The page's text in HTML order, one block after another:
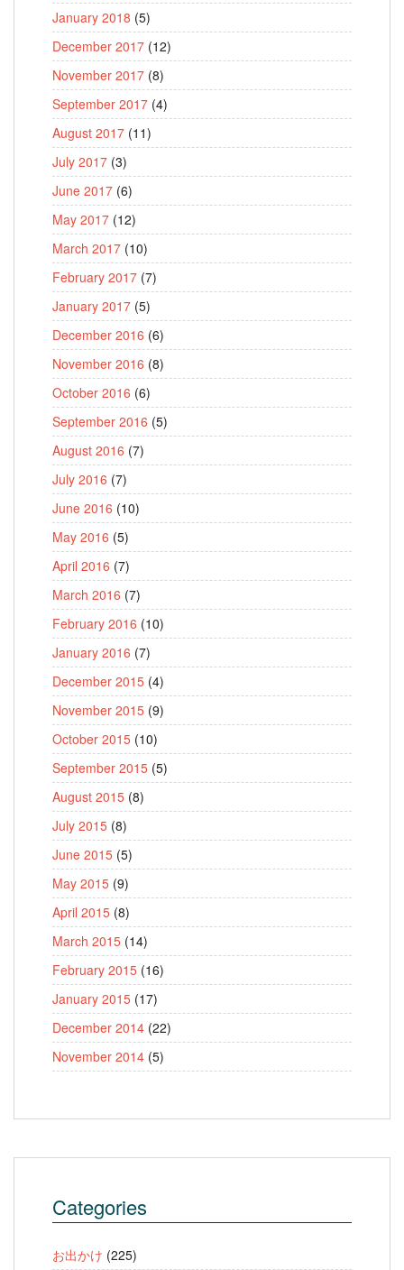
January 2018 (5)
December 2017 (12)
November 2017 (8)
September 2017 (4)
August 2017 (11)
July 2017 (3)
June 2017 (6)
May 2017 (12)
March 2017 (10)
February 2017 (7)
January 2017 (5)
December 2016 (6)
November 2016 (8)
October 2016 (6)
September 2016 (5)
August 2016 (7)
July 2016 (7)
June 2016 (10)
May 2016 (5)
April 2016 (7)
March 2016 (7)
February 2016 (10)
January 2016 (7)
December 2015 (4)
November 2015 (9)
October 2015 (10)
September 2015 (5)
August 2015 (8)
July 2015 (8)
June 2015 (5)
May 2015 (9)
April 2015 (8)
March 2015 (14)
February 2015 (16)
January 2015 (17)
December 2014 (22)
November 2014 (5)
Categories
お出かけ (225)